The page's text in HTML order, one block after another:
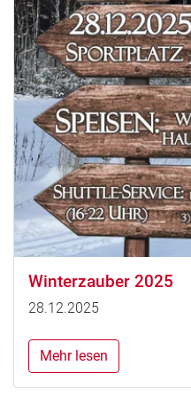
Winterzauber 2025
28.12.2025
Mehr lesen